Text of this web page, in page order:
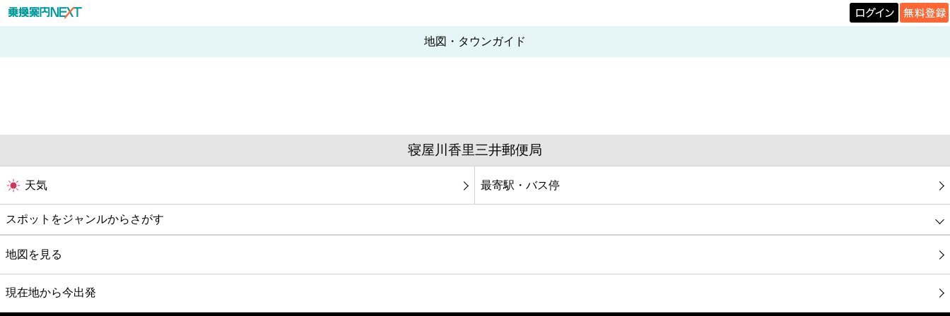
地図・タウンガイド
寝屋川香里三井郵便局
天気 最寄駅・バス停
スポットをジャンルからさがす
グルメ
映画
地図を見る
現在地から今出発